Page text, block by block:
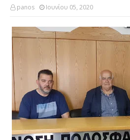
panos Ιουνίου 05, 2020